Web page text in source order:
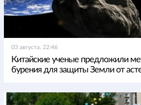
03 августа, 22:46
Китайские ученые предложили
бурения для защиты Земли от